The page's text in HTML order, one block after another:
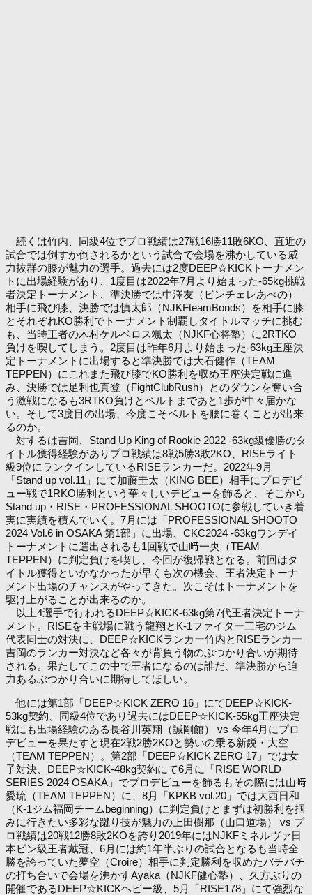
続くは竹内、同級4位でプロ戦績は27戦16勝11敗6KO、直近の
試合では倒すか倒されるかという試合で会場を沸かしている威
力抜群の膝が魅力の選手。過去には2度DEEP☆KICKトーナメン
トに出場経験があり、1度目は2022年7月より始まった-65kg挑戦
者決定トーナメント、準決勝では中澤友（ビンチェレあべの）
相手に飛び膝、決勝では慎太郎（NJKFteamBonds）を相手に膝
とそれぞれKO勝利でトーナメント制覇しタイトルマッチに挑む
も、当時王者の木村ケルベロス颯太（NJKF心将塾）に2RTKO
負けを喫してしまう。2度目は昨年6月より始まった-63kg王座決
定トーナメントに出場すると準決勝では大石健作（TEAM
TEPPEN）にこれまた飛び膝でKO勝利を収め王座決定戦に進
み、決勝では足利也真登（FightClubRush）とのダウンを奪い合
う激戦になるも3RTKO負けとベルトまであと1歩が中々届かな
い。そして3度目の出場、今度こそベルトを腰に巻くことが出来
るのか。
対するは吉岡、Stand Up King of Rookie 2022 -63kg級優勝のタ
イトル獲得経験がありプロ戦績は8戦5勝3敗2KO、RISEライト
級9位にランクインしているRISEランカーだ。2022年9月
「Stand up vol.11」にて加藤圭太（KING BEE）相手にプロデビ
ュー戦で1RKO勝利という華々しいデビューを飾ると、そこから
Stand up・RISE・PROFESSIONAL SHOOTOに参戦していき着
実に実績を積んでいく。7月には「PROFESSIONAL SHOOTO
2024 Vol.6 in OSAKA 第1部」に出場、CKC2024 -63kgワンデイ
トーナメントに選出されるも1回戦で山﨑一央（TEAM
TEPPEN）に判定負けを喫し、今回が復帰戦となる。前回はタ
イトル獲得といかなかったが早くも次の機会、王者決定トーナ
メント出場のチャンスがやってきた。次こそはトーナメントを
駆け上がることが出来るのか。
以上4選手で行われるDEEP☆KICK-63kg第7代王者決定トーナ
メント。RISEを主戦場に戦う龍翔とK-1ファイター三宅のジム
代表同士の対決に、DEEP☆KICKランカー竹内とRISEランカー
吉岡のランカー対決など各々が背負う物のぶつかり合いが期待
される。果たしてこの中で王者になるのは誰だ、準決勝から迫
力あるぶつかり合いに期待してほしい。
他には第1部「DEEP☆KICK ZERO 16」にてDEEP☆KICK-
53kg契約、同級4位であり過去にはDEEP☆KICK-55kg王座決定
戦にも出場経験のある長谷川英翔（誠剛館） vs 今年4月にプロ
デビューを果たすと現在2戦2勝2KOと勢いの乗る新鋭・大空
（TEAM TEPPEN）。第2部「DEEP☆KICK ZERO 17」では女
子対決、DEEP☆KICK-48kg契約にて6月に「RISE WORLD
SERIES 2024 OSAKA」でプロデビューを飾るもその際には山﨑
愛琉（TEAM TEPPEN）に、8月「KPKB vol.20」では大西日和
（K-1ジム福岡チームbeginning）に判定負けとまずは初勝利を掴
みに行きたい多彩な蹴り技が魅力の上田樹那（山口道場） vs プ
ロ戦績は20戦12勝8敗2KOを誇り2019年にはNJKFミネルヴァ日
本ピン級王者戴冠、6月には約1年半ぶりの試合となるも当時全
勝を誇っていた夢空（Croire）相手に判定勝利を収めたバチバチ
の打ち合いで会場を沸かすAyaka（NJKF健心塾）、久方ぶりの
開催であるDEEP☆KICKヘビー級、5月「RISE178」にて強烈な